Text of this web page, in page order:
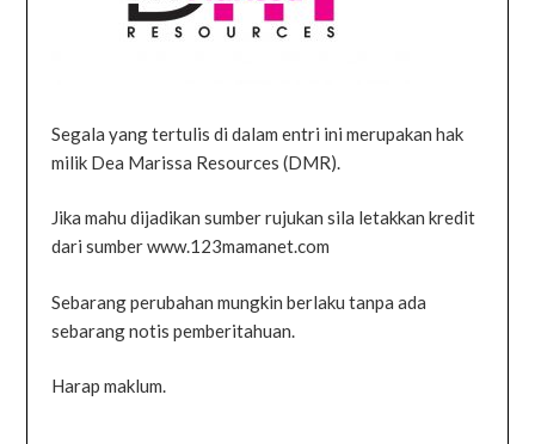
Segala yang tertulis di dalam entri ini merupakan hak
milik Dea Marissa Resources (DMR).
Jika mahu dijadikan sumber rujukan sila letakkan kredit
dari sumber www.123mamanet.com
Sebarang perubahan mungkin berlaku tanpa ada
sebarang notis pemberitahuan.
Harap maklum.